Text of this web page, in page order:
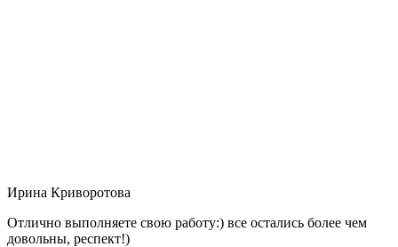
Ирина Криворотова
Отлично выполняете свою работу:) все остались более чем
довольны, респект!)